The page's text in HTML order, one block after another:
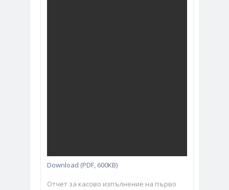
Download (PDF, 600KB)
Отчет за касово изпълнение на първо